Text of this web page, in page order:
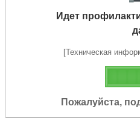
Идет
[Техническая
Пожалуйста,